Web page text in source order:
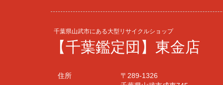
千葉県山武市にある大型リサイクルショップ
【千葉鑑定団】東金店
住所
〒289-1326